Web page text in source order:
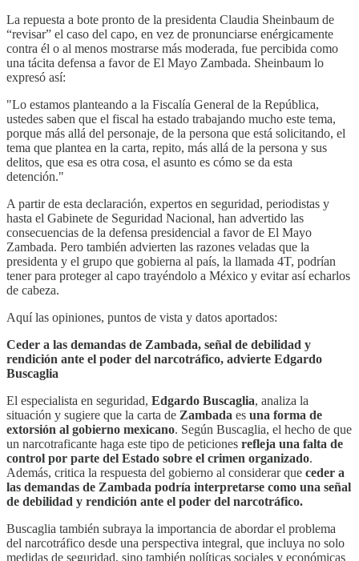
La repuesta a bote pronto de la presidenta Claudia Sheinbaum de
“revisar” el caso del capo, en vez de pronunciarse enérgicamente
contra él o al menos mostrarse más moderada, fue percibida como
una tácita defensa a favor de El Mayo Zambada. Sheinbaum lo
expresó así:
"Lo estamos planteando a la Fiscalía General de la República,
ustedes saben que el fiscal ha estado trabajando mucho este tema,
porque más allá del personaje, de la persona que está solicitando, el
tema que plantea en la carta, repito, más allá de la persona y sus
delitos, que esa es otra cosa, el asunto es cómo se da esta
detención."
A partir de esta declaración, expertos en seguridad, periodistas y
hasta el Gabinete de Seguridad Nacional, han advertido las
consecuencias de la defensa presidencial a favor de El Mayo
Zambada. Pero también advierten las razones veladas que la
presidenta y el grupo que gobierna al país, la llamada 4T, podrían
tener para proteger al capo trayéndolo a México y evitar así echarlos
de cabeza.
Aquí las opiniones, puntos de vista y datos aportados:
Ceder a las demandas de Zambada, señal de debilidad y
rendición ante el poder del narcotráfico, advierte Edgardo
Buscaglia
El especialista en seguridad, Edgardo Buscaglia, analiza la
situación y sugiere que la carta de Zambada es una forma de
extorsión al gobierno mexicano. Según Buscaglia, el hecho de que
un narcotraficante haga este tipo de peticiones refleja una falta de
control por parte del Estado sobre el crimen organizado.
Además, critica la respuesta del gobierno al considerar que ceder a
las demandas de Zambada podría interpretarse como una señal
de debilidad y rendición ante el poder del narcotráfico.
Buscaglia también subraya la importancia de abordar el problema
del narcotráfico desde una perspectiva integral, que incluya no solo
medidas de seguridad, sino también políticas sociales y económicas